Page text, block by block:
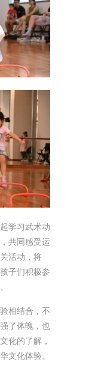
学习武术动
共同感受运
活动，将
子们积极参
相结合，不
了体魄，也
化的了解，
文化体验。